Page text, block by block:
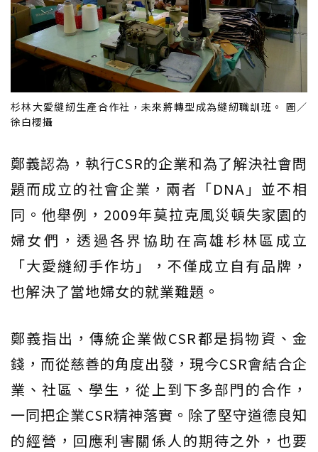
杉林大愛縫紉生產合作社，未來將轉型成為縫紉職訓班。 圖／
徐白櫻攝
鄭義認為，執行CSR的企業和為了解決社會問
題而成立的社會企業，兩者「DNA」並不相
同。他舉例，2009年莫拉克風災頓失家園的
婦女們，透過各界協助在高雄杉林區成立
「大愛縫紉手作坊」，不僅成立自有品牌，
也解決了當地婦女的就業難題。
鄭義指出，傳統企業做CSR都是捐物資、金
錢，而從慈善的角度出發，現今CSR會結合企
業、社區、學生，從上到下多部門的合作，
一同把企業CSR精神落實。除了堅守道德良知
的經營，回應利害關係人的期待之外，也要